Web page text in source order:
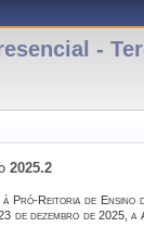
-
2025.2
Pró-Reitoria de
de dezembro de 2025, a